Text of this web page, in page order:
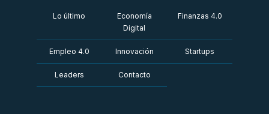
Lo último
Economía
Digital
Finanzas 4.0
Empleo 4.0 Innovación Startups
Leaders Contacto